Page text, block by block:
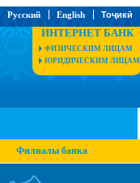
Русский English Тоҷикӣ
ИНТЕРНЕТ БАНК
ФИЗИЧЕСКИМ ЛИЦАМ
ЮРИДИЧЕСКИМ ЛИЦАМ
Филиалы банка